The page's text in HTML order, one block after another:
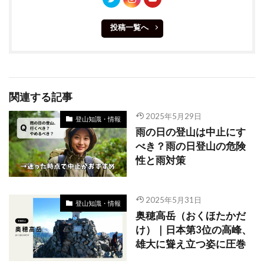
投稿一覧へ
関連する記事
登山知識・情報 2025年5月29日
雨の日の登山は中止にす
べき？雨の日登山の危険
性と雨対策
登山知識・情報 2025年5月31日
奥穂高岳（おくほたかだ
け）｜日本第3位の高峰、
雄大に聳え立つ姿に圧巻